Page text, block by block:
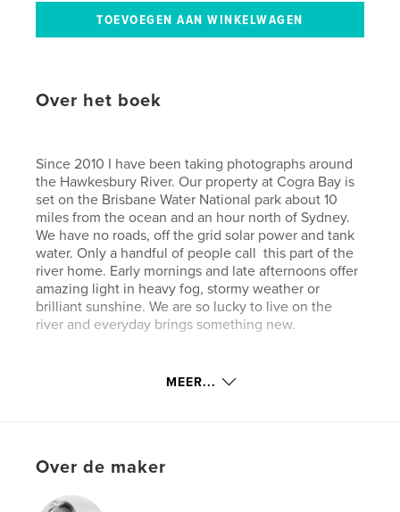
Over het boek
Since 2010 I have been taking photographs around
the Hawkesbury River. Our property at Cogra Bay is
set on the Brisbane Water National park about 10
miles from the ocean and an hour north of Sydney.
We have no roads, off the grid solar power and tank
water. Only a handful of people call this part of the
river home. Early mornings and late afternoons offer
amazing light in heavy fog, stormy weather or
brilliant sunshine. We are so lucky to live on the
river and everyday brings something new.
kenmerken / functionaliteiten &
Aantal pagina's:36
Datum publiceren:
MEER...
Over de maker